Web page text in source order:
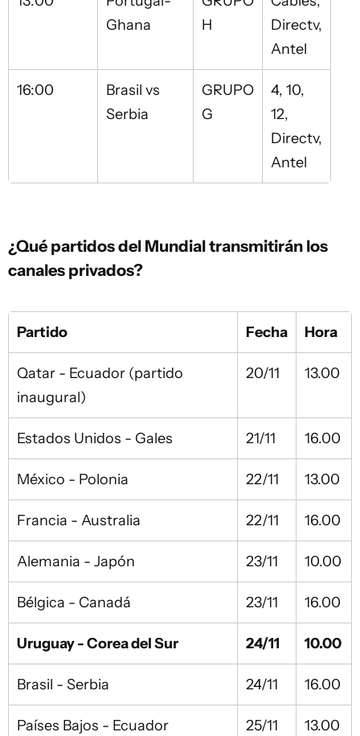
Ghana
H
Directv,
Antel
16:00
Brasil vs
Serbia
GRUPO
G
4, 10,
12,
Directv,
Antel
¿Qué partidos del Mundial transmitirán los
canales privados?
Partido Fecha Hora
Qatar - Ecuador (partido
inaugural)
20/11 13.00
Estados Unidos - Gales 21/11 16.00
México - Polonia 22/11 13.00
Francia - Australia 22/11 16.00
Alemania - Japón 23/11 10.00
Bélgica - Canadá 23/11 16.00
Uruguay - Corea del Sur 24/11 10.00
Brasil - Serbia 24/11 16.00
Países Bajos - Ecuador 25/11 13.00